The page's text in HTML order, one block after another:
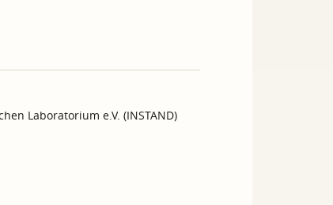
Laboratorium e.V. (INSTAND)